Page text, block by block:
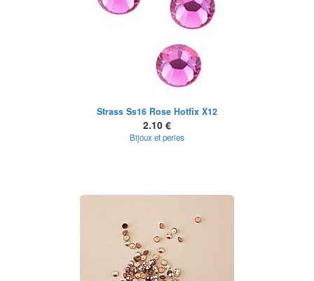
Strass Ss16 Rose Hotfix X12
2.10 €
Bijoux et perles